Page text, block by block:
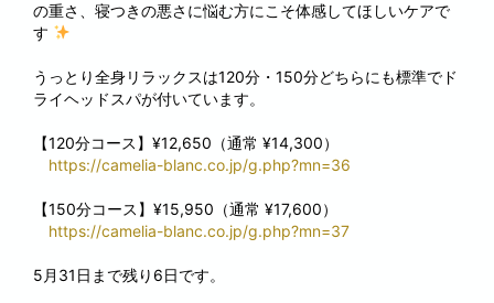
の重さ、寝つきの悪さに悩む方にこそ体感してほしいケアで
す
うっとり全身リラックスは120分・150分どちらにも標準でド
ライヘッドスパが付いています。
【120分コース】¥12,650（通常 ¥14,300）
https://camelia-blanc.co.jp/g.php?mn=36
【150分コース】¥15,950（通常 ¥17,600）
https://camelia-blanc.co.jp/g.php?mn=37
5月31日まで残り6日です。